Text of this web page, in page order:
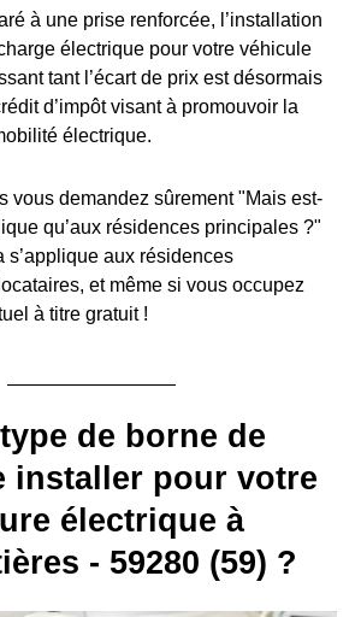
à une prise renforcée, l’installation
électrique pour votre véhicule
tant l’écart de prix est désormais
d’impôt visant à promouvoir la
électrique.
vous demandez sûrement "Mais est-
qu’aux résidences principales ?"
s’applique aux résidences
et même si vous occupez
à titre gratuit !
de borne de
installer pour votre
électrique à
- 59280 (59) ?